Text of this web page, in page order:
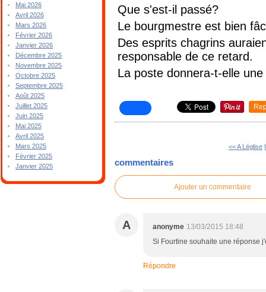
Mai 2026
Avril 2026
Mars 2026
Février 2026
Janvier 2026
Décembre 2025
Novembre 2025
Octobre 2025
Septembre 2025
Août 2025
Juillet 2025
Juin 2025
Mai 2025
Avril 2025
Mars 2025
Février 2025
Janvier 2025
Que s'est-il passé?
Le bourgmestre est bien
Des esprits chagrins
responsable de ce retard.
La poste donnera-t-elle
<< A Léglise
commentaires
Ajouter un commentaire
A anonyme 13/03/2015 18:48
Si Fourtine souhaite une réponse
Répondre